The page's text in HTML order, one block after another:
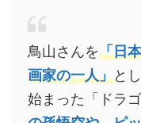
鳥山さんを「日
画家の一人」と
始まった「ドラ